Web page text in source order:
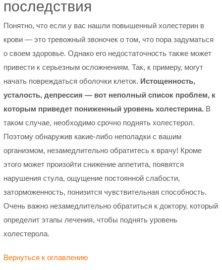
последствия
Понятно, что если у вас нашли повышенный холестерин в
крови — это тревожный звоночек о том, что пора задуматься
о своем здоровье. Однако его недостаточность также может
привести к серьезным осложнениям. Так, к примеру, могут
начать повреждаться оболочки клеток. Истощенность,
усталость, депрессия — вот неполный список проблем, к
которым приведет пониженный уровень холестерина. В
таком случае, необходимо срочно поднять холестерол.
Поэтому обнаружив какие-либо неполадки с вашим
организмом, незамедлительно обратитесь к врачу! Кроме
этого может произойти снижение аппетита, появятся
нарушения стула, ощущение постоянной слабости,
заторможенность, понизится чувствительная способность.
Очень важно незамедлительно обратиться к доктору, который
определит этапы лечения, чтобы поднять уровень
холестерола.
Вернуться к оглавлению